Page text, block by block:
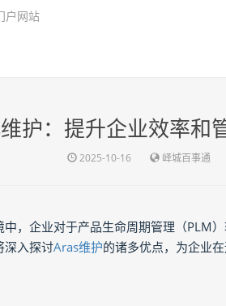
户网站
护：提升企业效率和
2025-10-16 峄城百事通
，企业对于产品生命周期管理（PLM
深入探讨Aras维护的诸多优点，为企业